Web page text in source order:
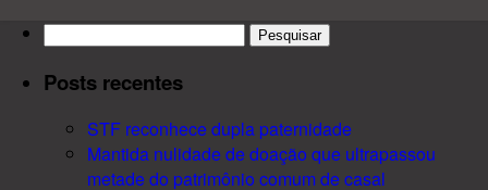
Pesquisar
Posts recentes
STF reconhece dupla paternidade
Mantida nulidade de doação que ultrapassou
metade do patrimônio comum de casal